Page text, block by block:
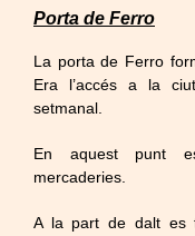
Porta de Ferro
La porta de Ferro
Era l’accés a la
setmanal.
En aquest punt
mercaderies.
A la part de dalt es